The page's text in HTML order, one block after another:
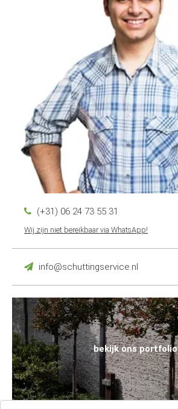
(+31) 06 24 73 55 31
Wij zijn niet bereikbaar via WhatsApp!
info@schuttingservice.nl
bekijk ons portfolio